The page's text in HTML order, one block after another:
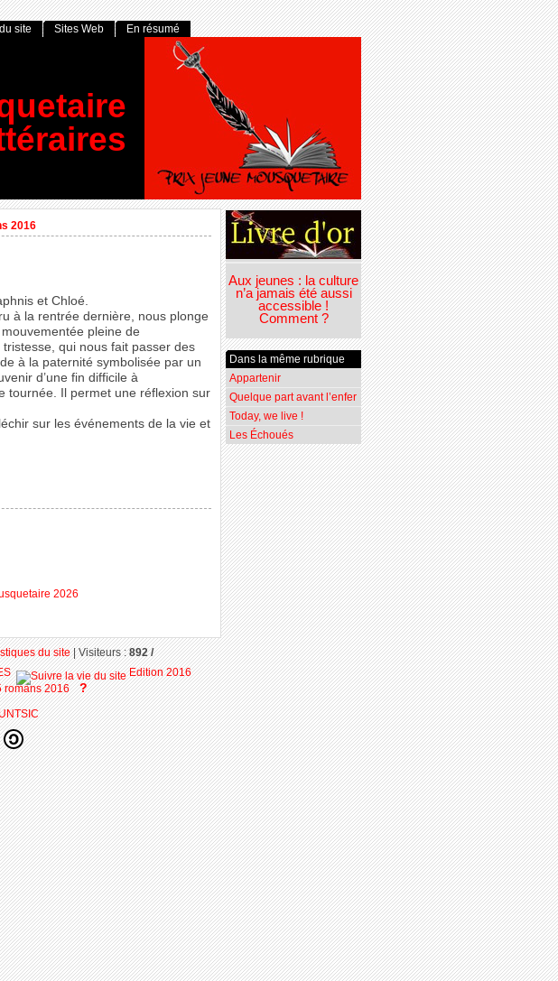
2016
et Chloé.
à la rentrée dernière, nous plonge
pleine de
qui nous fait passer des
à la paternité symbolisée par un
d’une fin difficile à
tournée. Il permet une réflexion sur
sur les événements de la vie et
2026
Aux jeunes : la culture
n’a jamais été aussi
accessible !
Comment ?
Dans la même rubrique
Appartenir
Quelque part avant l’enfer
Today, we live !
Les Échoués
site Sites Web En résumé
du site|Visiteurs :892 /
Edition 2016
romans 2016
?